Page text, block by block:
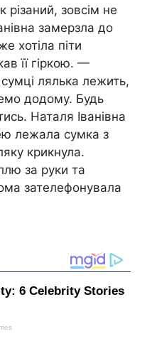
різаний, зовсім не
замерзла до
хотіла піти
її гіркою. —
лялька лежить,
додому. Будь
Наталя Іванівна
лежала сумка з
крикнула.
за руки та
зателефонувала